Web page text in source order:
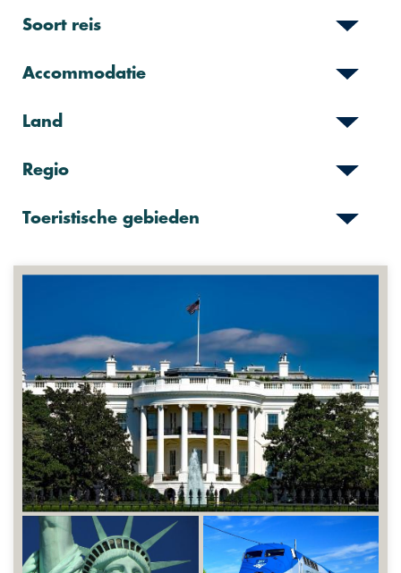
Soort reis
Accommodatie
Land
Regio
Toeristische gebieden